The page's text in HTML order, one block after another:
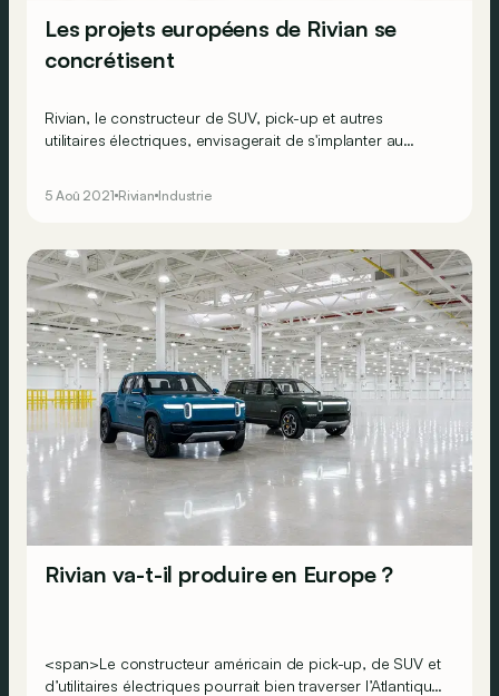
Les projets européens de Rivian se
concrétisent
Rivian, le constructeur de SUV, pick-up et autres
utilitaires électriques, envisagerait de s'implanter au
5 Aoû 2021 Rivian Industrie
Rivian va-t-il produire en Europe ?
<span>Le constructeur américain de pick-up, de SUV et
d’utilitaires électriques pourrait bien traverser l’Atlantique.